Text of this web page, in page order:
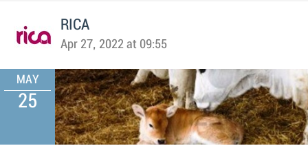
RICA
Apr 27, 2022 at 09:55
MAY
25